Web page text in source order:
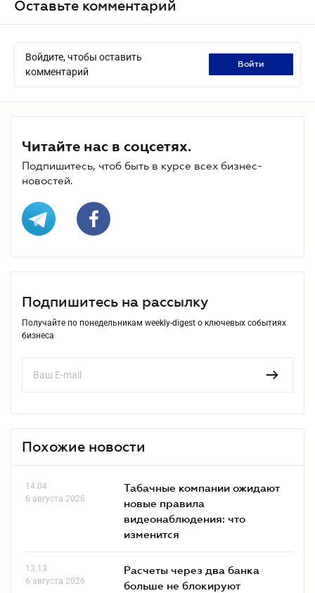
Оставьте комментарий
Войдите, чтобы оставить
комментарий
войти
Читайте нас в соцсетях.
Подпишитесь, чтоб быть в курсе всех бизнес-
новостей.
Подпишитесь на рассылку
Получайте по понедельникам weekly-digest о ключевых событиях
бизнеса
Похожие новости
14.04
6 августа 2026
Табачные компании ожидают
новые правила
видеонаблюдения: что
изменится
13.13
6 августа 2026
Расчеты через два банка
больше не блокируют